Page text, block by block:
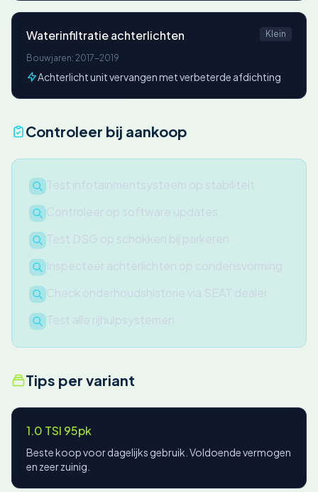
Waterinfiltratie achterlichten Klein
Bouwjaren: 2017-2019
Achterlicht unit vervangen met verbeterde afdichting
Controleer bij aankoop
Test infotainmentsysteem op stabiliteit
Controleer op software updates
Test DSG op schokken bij parkeren
Inspecteer achterlichten op condensvorming
Check onderhoudshistorie via SEAT dealer
Test alle rijhulpsystemen
Tips per variant
1.0 TSI 95pk
Beste koop voor dagelijks gebruik. Voldoende vermogen
en zeer zuinig.